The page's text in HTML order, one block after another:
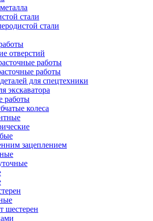
стали
стали
отверстий
работы
работы
для спецтехники
экскаватора
работы
колеса
зацеплением
шестерен